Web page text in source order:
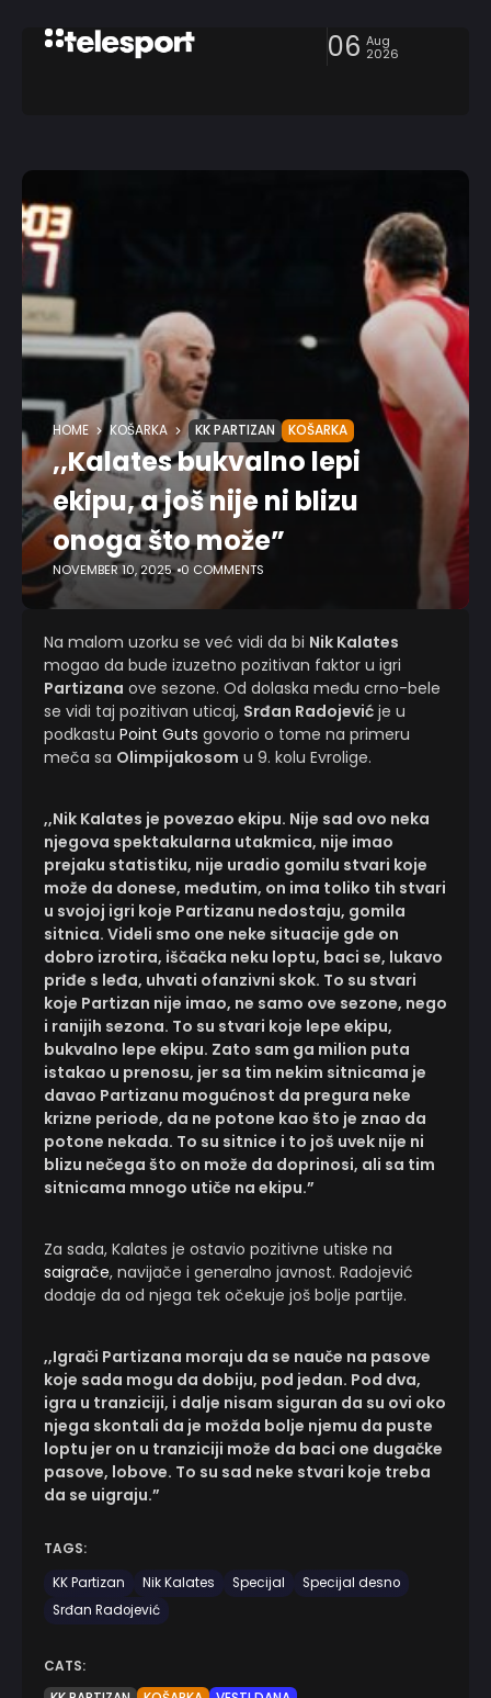
06 Aug
2026
HOME KOŠARKA KK PARTIZAN KOŠARKA
,,Kalates bukvalno lepi
ekipu, a još nije ni blizu
onoga što može”
NOVEMBER 10, 2025 0 COMMENTS
Na malom uzorku se već vidi da bi Nik Kalates
mogao da bude izuzetno pozitivan faktor u igri
Partizana ove sezone. Od dolaska među crno-bele
se vidi taj pozitivan uticaj, Srđan Radojević je u
podkastu Point Guts govorio o tome na primeru
meča sa Olimpijakosom u 9. kolu Evrolige.
,,Nik Kalates je povezao ekipu. Nije sad ovo neka
njegova spektakularna utakmica, nije imao
prejaku statistiku, nije uradio gomilu stvari koje
može da donese, međutim, on ima toliko tih stvari
u svojoj igri koje Partizanu nedostaju, gomila
sitnica. Videli smo one neke situacije gde on
dobro izrotira, iščačka neku loptu, baci se, lukavo
priđe s leđa, uhvati ofanzivni skok. To su stvari
koje Partizan nije imao, ne samo ove sezone, nego
i ranijih sezona. To su stvari koje lepe ekipu,
bukvalno lepe ekipu. Zato sam ga milion puta
istakao u prenosu, jer sa tim nekim sitnicama je
davao Partizanu mogućnost da pregura neke
krizne periode, da ne potone kao što je znao da
potone nekada. To su sitnice i to još uvek nije ni
blizu nečega što on može da doprinosi, ali sa tim
sitnicama mnogo utiče na ekipu.”
Za sada, Kalates je ostavio pozitivne utiske na
saigrače, navijače i generalno javnost. Radojević
dodaje da od njega tek očekuje još bolje partije.
,,Igrači Partizana moraju da se nauče na pasove
koje sada mogu da dobiju, pod jedan. Pod dva,
igra u tranziciji, i dalje nisam siguran da su ovi oko
njega skontali da je možda bolje njemu da puste
loptu jer on u tranziciji može da baci one dugačke
pasove, lobove. To su sad neke stvari koje treba
da se uigraju.”
TAGS:
KK Partizan
Nik Kalates Specijal
Specijal desno
Srđan Radojević
CATS: